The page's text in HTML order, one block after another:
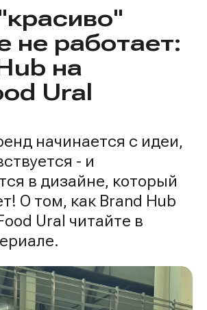
не работает:
на
Ural
начинается с идеи,
- и
в дизайне, который
О том, как Brand Hub
Ural читайте в